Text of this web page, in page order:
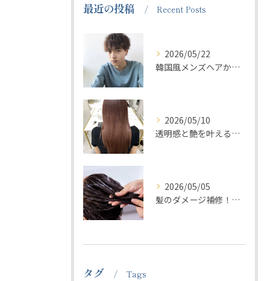
最近の投稿 Recent Posts
2026/05/22
韓国風メンズヘアからビジネス髪型。男性が通いやすい美容室wuggla【渋谷/宮益坂】
2026/05/10
透明感と艶を叶える髪質改善カラー【渋谷/宮益坂/美容室】
2026/05/05
髪のダメージ補修！髪質診断システムトリートメント【渋谷/美容室wuggla】
タグ Tags